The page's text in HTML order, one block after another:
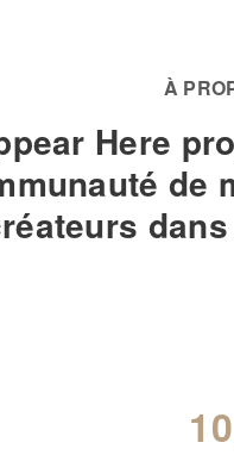
À
Here
de